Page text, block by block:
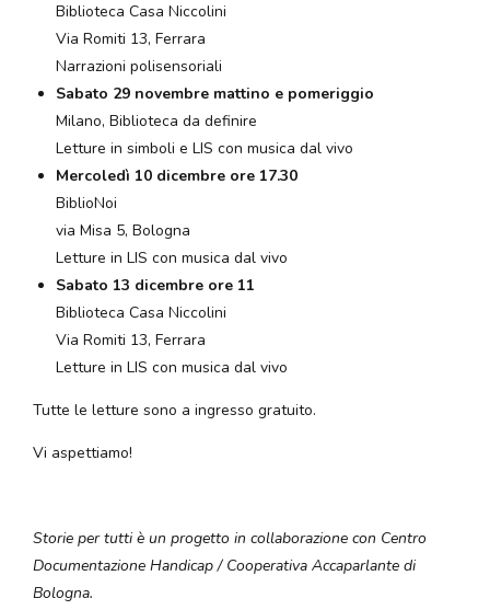
Biblioteca Casa Niccolini
Via Romiti 13, Ferrara
Narrazioni polisensoriali
Sabato 29 novembre mattino e pomeriggio
Milano, Biblioteca da definire
Letture in simboli e LIS con musica dal vivo
Mercoledì 10 dicembre ore 17.30
BiblioNoi
via Misa 5, Bologna
Letture in LIS con musica dal vivo
Sabato 13 dicembre ore 11
Biblioteca Casa Niccolini
Via Romiti 13, Ferrara
Letture in LIS con musica dal vivo
Tutte le letture sono a ingresso gratuito.
Vi aspettiamo!
Storie per tutti è un progetto in collaborazione con Centro
Documentazione Handicap / Cooperativa Accaparlante di
Bologna.